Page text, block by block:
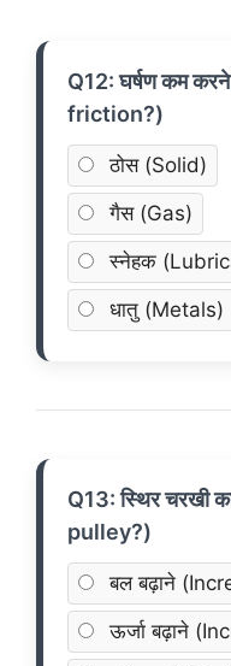
Q12: घर्षण कम करने
friction?)
ठोस (Solid)
गैस (Gas)
स्नेहक
धातु (Metals)
Q13: स्थिर चरखी
pulley?)
बल बढ़ाने
ऊर्जा बढ़ाने